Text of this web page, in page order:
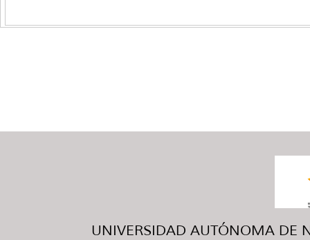
UNIVERSIDAD AUTÓNOMA DE